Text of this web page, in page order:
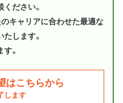
ださい。
キャリアに合わせた最適な
します。
。
はこちらから
します